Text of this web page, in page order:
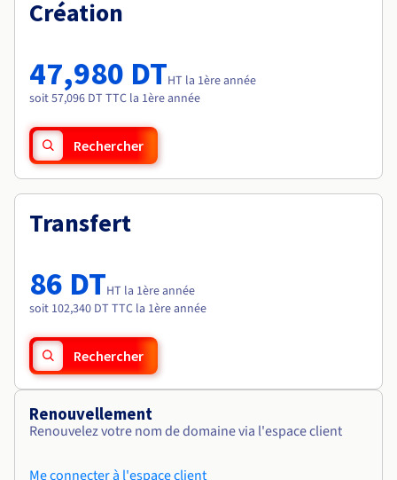
Tarifs
Roadmap & Changelog
Roadmap & Changelog
Création
47,980 DTHT la 1ère année
soit 57,096 DT TTC la 1ère année
Rechercher
Transfert
86 DTHT la 1ère année
soit 102,340 DT TTC la 1ère année
Rechercher
Renouvellement
Renouvelez votre nom de domaine via l'espace client
Me connecter à l'espace client